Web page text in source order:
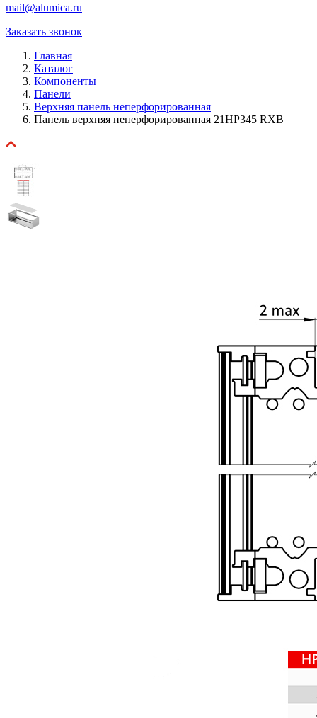
mail@alumica.ru
Заказать звонок
Главная
Каталог
Компоненты
Панели
Верхняя панель неперфорированная
Панель верхняя неперфорированная 21HP345 RXB